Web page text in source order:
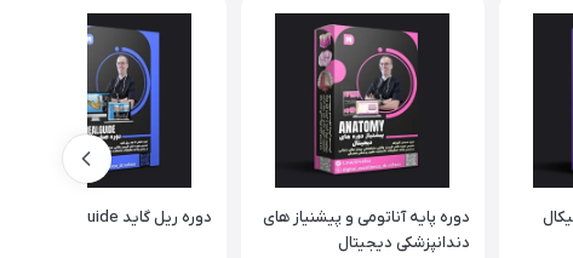
دوره پایه آناتومی و پیشنیاز های
دندانپزشکی دیجیتال
دوره ریل گاید real guide